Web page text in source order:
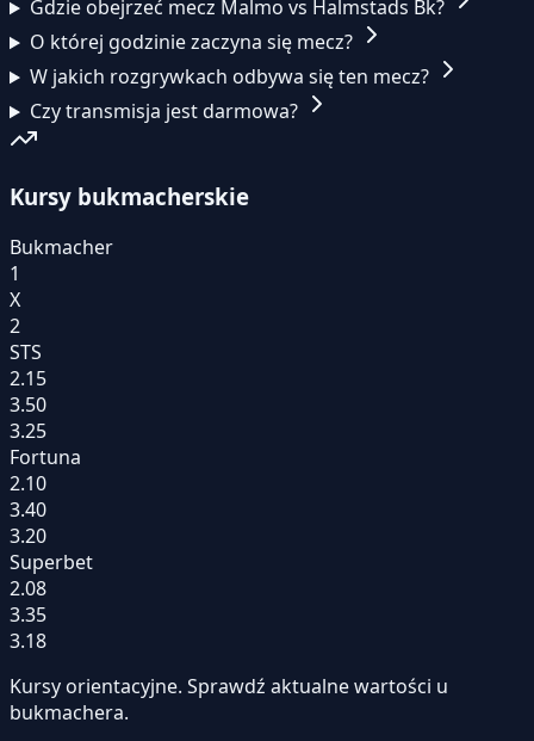
Gdzie obejrzeć mecz Malmo vs Halmstads Bk?
O której godzinie zaczyna się mecz?
W jakich rozgrywkach odbywa się ten mecz?
Czy transmisja jest darmowa?
Kursy bukmacherskie
Bukmacher
1
X
2
STS
2.15
3.50
3.25
Fortuna
2.10
3.40
3.20
Superbet
2.08
3.35
3.18
Kursy orientacyjne. Sprawdź aktualne wartości u
bukmachera.